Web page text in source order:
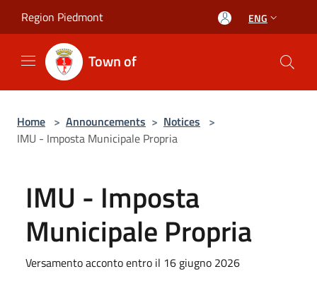
Region Piedmont ENG
Town of
Home > Announcements > Notices >
IMU - Imposta Municipale Propria
IMU - Imposta
Municipale Propria
Versamento acconto entro il 16 giugno 2026